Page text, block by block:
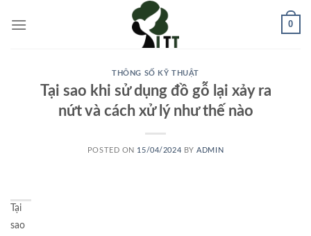
0
THÔNG SỐ KỸ THUẬT
Tại sao khi sử dụng đồ gỗ lại xảy ra
nứt và cách xử lý như thế nào
POSTED ON 15/04/2024 BYADMIN
Tại
sao